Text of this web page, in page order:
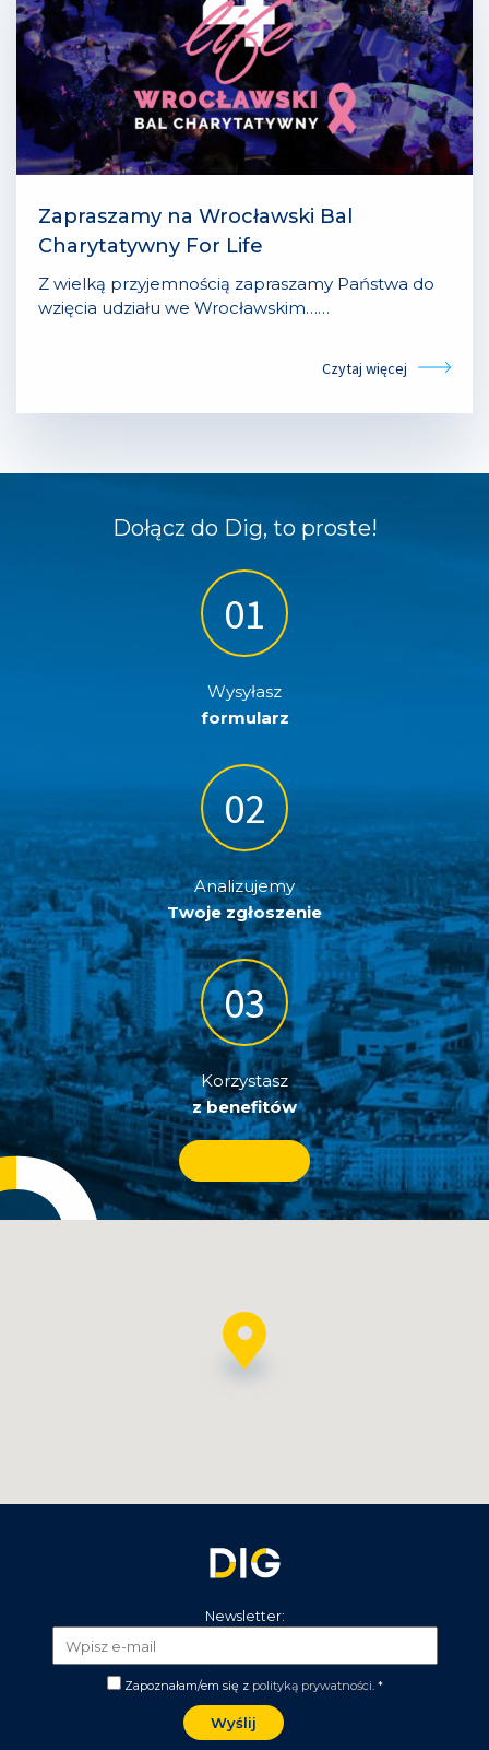
Zapraszamy na Wrocławski Bal
Charytatywny For Life
Z wielką przyjemnością zapraszamy Państwa do
wzięcia udziału we Wrocławskim……
Czytaj więcej
Dołącz do Dig, to proste!
Wysyłasz
formularz
Analizujemy
Twoje zgłoszenie
Korzystasz
z benefitów
Newsletter:
Zapoznałam/em się z polityką prywatności. *